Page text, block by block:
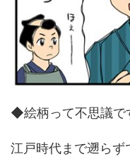
◆絵柄って不思議で
江戸時代まで遡らず